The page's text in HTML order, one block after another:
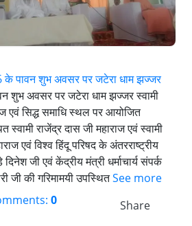
के पावन शुभ अवसर पर जटेरा धाम झज्जर
शुभ अवसर पर जटेरा धाम झज्जर स्वामी
एवं सिद्ध समाधि स्थल पर आयोजित
स्वामी राजेंद्र दास जी महाराज एवं स्वामी
एवं विश्व हिंदू परिषद के अंतरराष्ट्रीय
जी एवं केंद्रीय मंत्री धर्माचार्य संपर्क
जी की गरिमामयी उपस्थितSee more
0 Share